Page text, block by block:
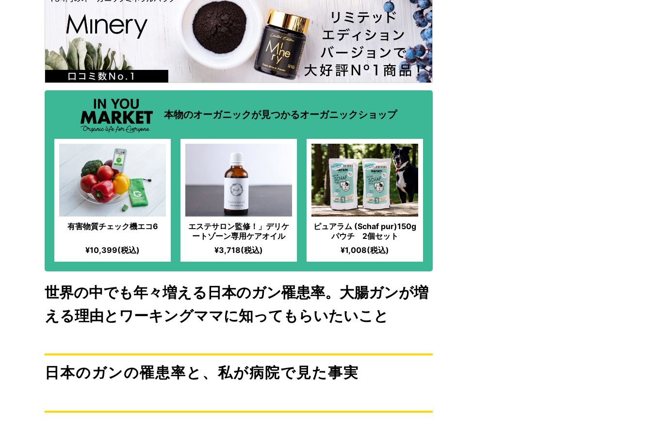
本物のオーガニックが見つかるオーガニックショップ
有害物質チェック機エコ6
¥10,399(税込)
エステサロン監修！」デリケ
ートゾーン専用ケアオイル
¥3,718(税込)
ピュアラム (Schaf pur)150g
パウチ 2個セット
¥1,008(税込)
世界の中でも年々増える日本のガン罹患率。大腸ガンが増
える理由とワーキングママに知ってもらいたいこと
日本のガンの罹患率と、私が病院で見た事実